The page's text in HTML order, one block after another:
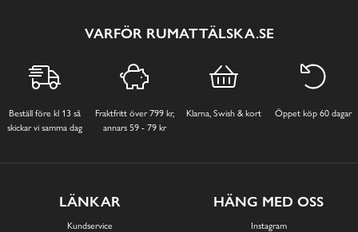
VARFÖR RUMATTÄLSKA.SE
Beställ före kl 13 så
skickar vi samma dag
Fraktfritt över 799 kr,
annars 59 - 79 kr
Klarna, Swish & kort Öppet köp 60 dagar
LÄNKAR
Kundservice
HÄNG MED OSS
Instagram